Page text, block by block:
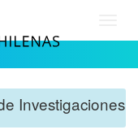
Investigaciones